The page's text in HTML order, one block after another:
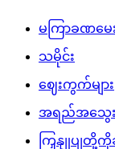
မကြာခဏမေ
သမိုင်း
ဈေးကွက်များ
အရည်အသွေး
ကြှနျုပျတို့